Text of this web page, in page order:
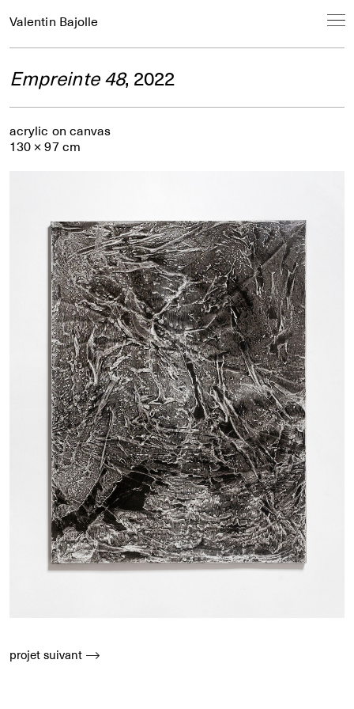
Valentin Bajolle
Empreinte 48, 2022
acrylic on canvas
130 × 97 cm
projet suivant